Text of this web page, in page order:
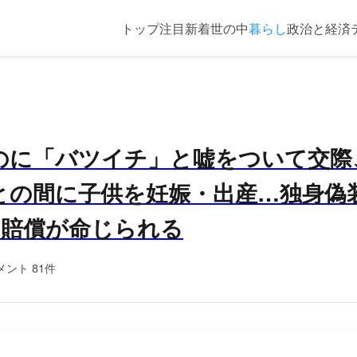
トップ注目新着世の中暮らし政治と経済
「バツイチ」と嘘をついて交
の間に子供を妊娠・出産…独身偽
償が命じられる
ント 81件